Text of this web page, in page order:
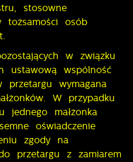
stosowne
tożsamości osób
w związku
ustawową wspólność
przetargu wymagana
W przypadku
jednego małżonka
oświadczenie
zgody na
przetargu z zamiarem